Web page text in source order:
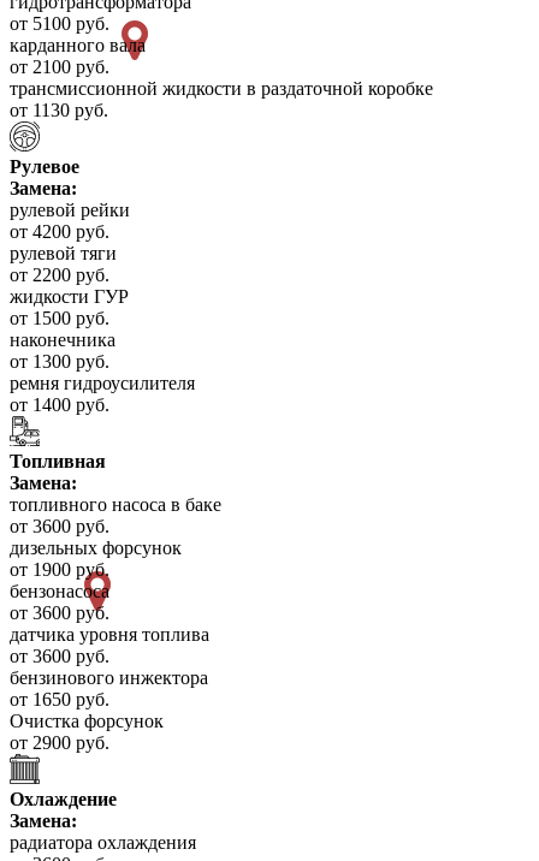
от 5100 руб.
карданного вала
от 2100 руб.
трансмиссионной жидкости в раздаточной коробке
от 1130 руб.
Рулевое
Замена:
рулевой рейки
от 4200 руб.
рулевой тяги
от 2200 руб.
жидкости ГУР
от 1500 руб.
наконечника
от 1300 руб.
ремня гидроусилителя
от 1400 руб.
Топливная
Замена:
топливного насоса в баке
от 3600 руб.
дизельных форсунок
от 1900 руб.
бензонасоса
от 3600 руб.
датчика уровня топлива
от 3600 руб.
бензинового инжектора
от 1650 руб.
Очистка форсунок
от 2900 руб.
Охлаждение
Замена:
радиатора охлаждения